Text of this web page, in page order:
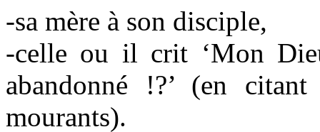
-sa mère à son disciple,
-celle ou il crit ‘Mon
abandonné !?’ (en
mourants).